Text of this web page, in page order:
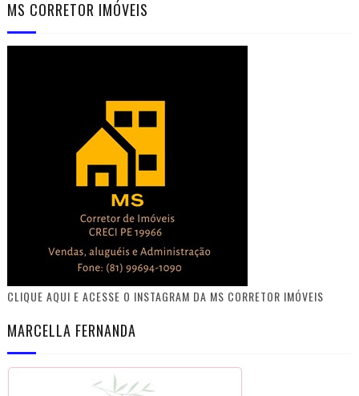
MS CORRETOR IMÓVEIS
CLIQUE AQUI E ACESSE O INSTAGRAM DA MS CORRETOR IMÓVEIS
MARCELLA FERNANDA